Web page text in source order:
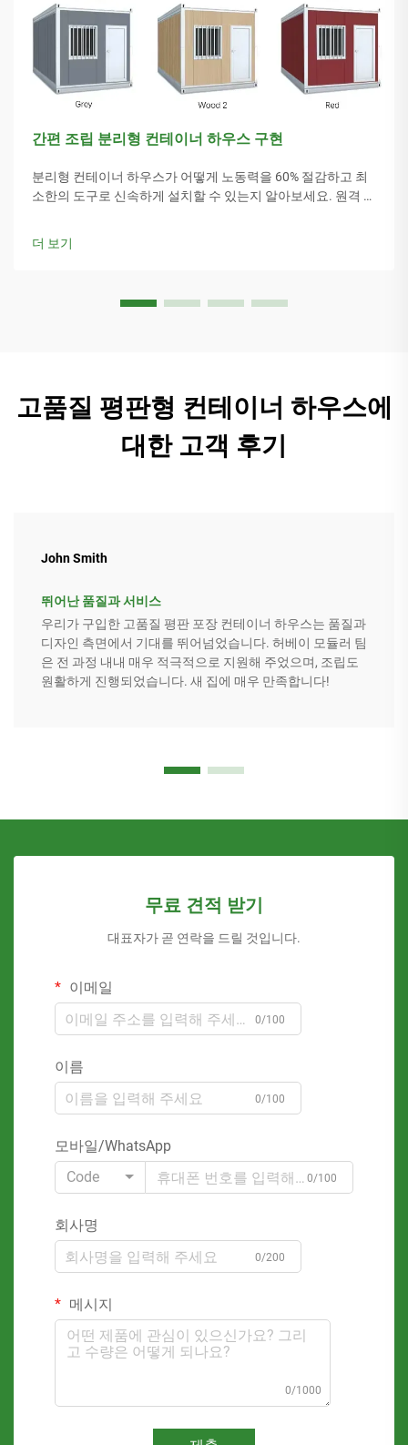
간편 조립 분리형 컨테이너 하우스 구현
분리형 컨테이너 하우스가 어떻게 노동력을 60% 절감하고 최
소한의 도구로 신속하게 설치할 수 있는지 알아보세요. 원격 지
더 보기
고품질 평판형 컨테이너 하우스에
대한 고객 후기
John Smith
뛰어난 품질과 서비스
우리가 구입한 고품질 평판 포장 컨테이너 하우스는 품질과
디자인 측면에서 기대를 뛰어넘었습니다. 허베이 모듈러 팀
은 전 과정 내내 매우 적극적으로 지원해 주었으며, 조립도
원활하게 진행되었습니다. 새 집에 매우 만족합니다!
무료 견적 받기
대표자가 곧 연락을 드릴 것입니다.
이메일
0/100
이름
0/100
모바일/WhatsApp
Code
0/100
회사명
0/200
메시지
0/1000